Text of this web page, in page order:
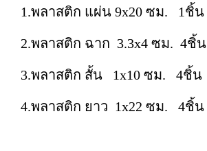
1.พลาสติก แผ่น 9x20 ซม. 1ชิ้น
2.พลาสติก ฉาก 3.3x4 ซม. 4ชิ้น
3.พลาสติก สั้น 1x10 ซม. 4ชิ้น
4.พลาสติก ยาว 1x22 ซม. 4ชิ้น